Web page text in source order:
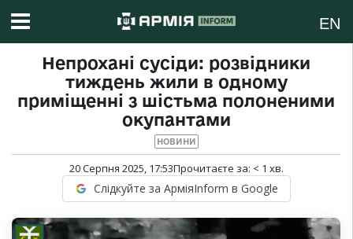
EN
Непрохані сусіди: розвідники
тиждень жили в одному
приміщенні з шістьма полоненими
окупантами
НОВИНИ
20 Серпня 2025, 17:53Прочитаєте за: < 1 хв.
Слідкуйте за АрміяInform в Google